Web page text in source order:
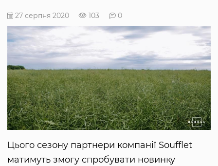
27 серпня 2020 103 0
Цього сезону партнери компанії Soufflet
матимуть змогу спробувати новинку